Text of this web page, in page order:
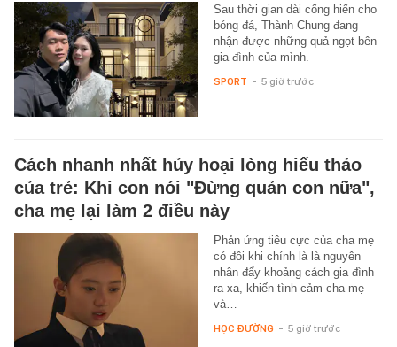
Sau thời gian dài cống hiến cho
bóng đá, Thành Chung đang
nhận được những quả ngọt bên
gia đình của mình.
SPORT - 5 giờ trước
Cách nhanh nhất hủy hoại lòng hiếu thảo
của trẻ: Khi con nói "Đừng quản con nữa",
cha mẹ lại làm 2 điều này
Phản ứng tiêu cực của cha mẹ
có đôi khi chính là là nguyên
nhân đẩy khoảng cách gia đình
ra xa, khiến tình cảm cha mẹ
và…
HỌC ĐƯỜNG - 5 giờ trước